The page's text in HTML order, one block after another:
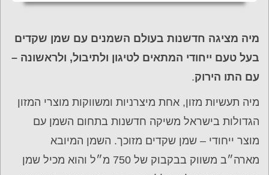
מיה מציגה חדשנות בעולם השמנים עם שמן שקדים
בעל טעם ייחודי המתאים לטיגון ולתיבול, ולראשונה –
עם התו הירוק.
מיה תעשיות מזון, אחת מיצרניות ומשווקות מוצרי המזון
הגדולות בישראל משיקה חדשנות בתחום השמן עם
מוצר ייחודי – שמן שקדים מזוכך. השמן המיובא
מארה״ב משווק בבקבוק של 750 מ״ל והוא מכיל שמן